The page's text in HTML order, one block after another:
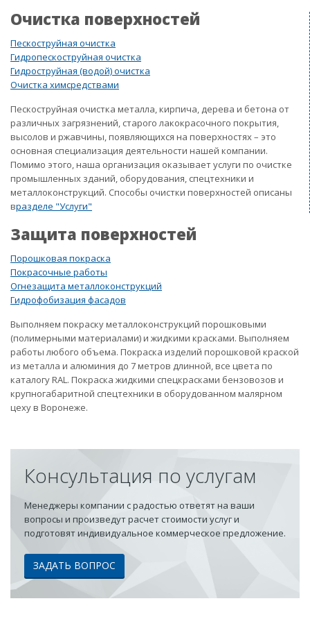
Очистка поверхностей
Пескоструйная очистка
Гидропескоструйная очистка
Гидроструйная (водой) очистка
Очистка химсредствами
Пескоструйная очистка металла, кирпича, дерева и бетона от
различных загрязнений, старого лакокрасочного покрытия,
высолов и ржавчины, появляющихся на поверхностях – это
основная специализация деятельности нашей компании.
Помимо этого, наша организация оказывает услуги по очистке
промышленных зданий, оборудования, спецтехники и
металлоконструкций. Способы очистки поверхностей описаны
вразделе "Услуги"
Защита поверхностей
Порошковая покраска
Покрасочные работы
Огнезащита металлоконструкций
Гидрофобизация фасадов
Выполняем покраску металлоконструкций порошковыми
(полимерными материалами) и жидкими красками. Выполняем
работы любого объема. Покраска изделий порошковой краской
из металла и алюминия до 7 метров длинной, все цвета по
каталогу RAL. Покраска жидкими спецкрасками бензовозов и
крупногабаритной спецтехники в оборудованном малярном
цеху в Воронеже.
Консультация по услугам
Менеджеры компании с радостью ответят на ваши
вопросы и произведут расчет стоимости услуг и
подготовят индивидуальное коммерческое предложение.
ЗАДАТЬ ВОПРОС